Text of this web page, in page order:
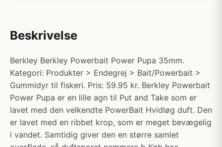
Beskrivelse
Berkley Berkley Powerbait Power Pupa 35mm.
Kategori: Produkter > Endegrej > Bait/Powerbait >
Gummidyr til fiskeri. Pris: 59.95 kr. Berkley Powerbait
Power Pupa er en lille agn til Put and Take som er
lavet med den velkendte PowerBait Hvidløg duft. Den
er lavet med en ribbet krop, som er meget bevægelig
i vandet. Samtidig giver den en større samlet